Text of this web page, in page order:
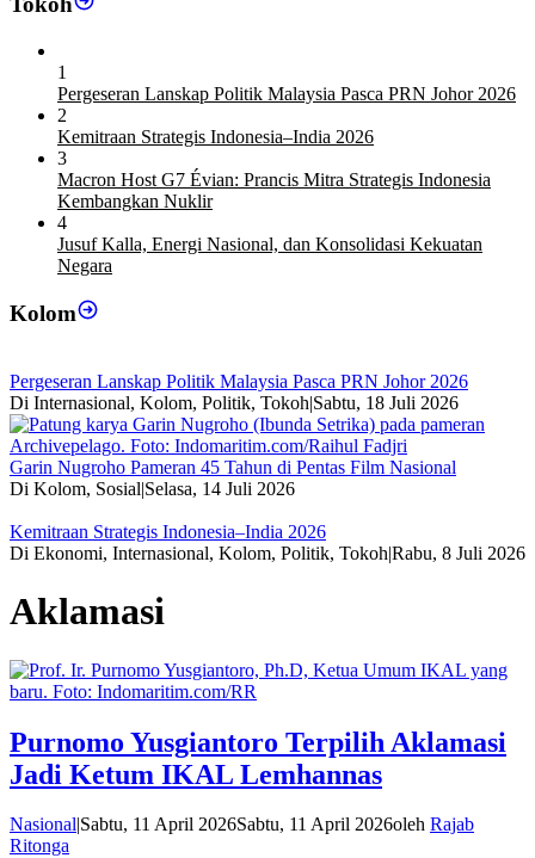
1
Pergeseran Lanskap Politik Malaysia Pasca PRN Johor 2026
2
Kemitraan Strategis Indonesia–India 2026
3
Macron Host G7 Évian: Prancis Mitra Strategis Indonesia
Kembangkan Nuklir
4
Jusuf Kalla, Energi Nasional, dan Konsolidasi Kekuatan
Negara
Kolom
Pergeseran Lanskap Politik Malaysia Pasca PRN Johor 2026
Di Internasional, Kolom, Politik, Tokoh|Sabtu, 18 Juli 2026
Garin Nugroho Pameran 45 Tahun di Pentas Film Nasional
Di Kolom, Sosial|Selasa, 14 Juli 2026
Kemitraan Strategis Indonesia–India 2026
Di Ekonomi, Internasional, Kolom, Politik, Tokoh|Rabu, 8 Juli 2026
Aklamasi
Purnomo Yusgiantoro Terpilih Aklamasi
Jadi Ketum IKAL Lemhannas
Nasional Sabtu, 11 April 2026Sabtu, 11 April 2026oleh Rajab
Ritonga